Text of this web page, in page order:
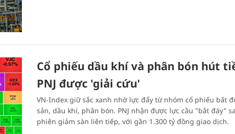
Cổ phiếu dầu khí và phân bón hút
PNJ được 'giải cứu'
VN-Index giữ sắc xanh nhờ lực đẩy từ nhóm cổ phiếu bất
sản, dầu khí, phân bón. PNJ nhận được lực cầu "bắt đáy"
phiên giảm sàn liên tiếp, với gần 1.300 tỷ đồng giao dịch.